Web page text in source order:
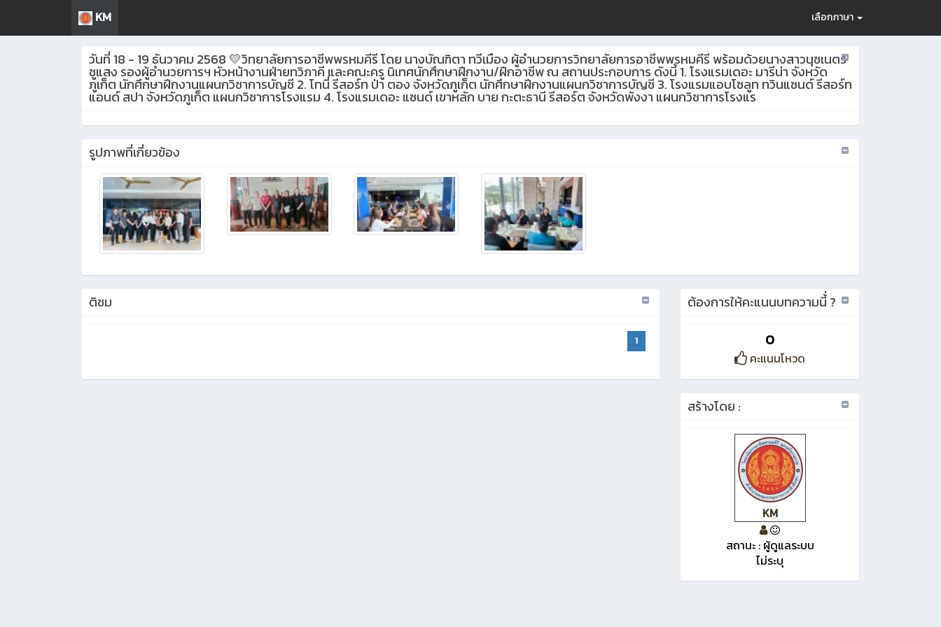
KM เลือกภาษา
วันที่ 18 - 19 ธันวาคม 2568 💛วิทยาลัยการอาชีพพรหมคีรี โดย นางบัณฑิตา ทวีเมือง ผู้อำนวยการวิทยาลัยการอาชีพพรหมคีรี พร้อมด้วยนางสาวนุชเนตร
ชูแสง รองผู้อำนวยการฯ หัวหน้างานฝ่ายทวิภาคี และคณะครู นิเทศนักศึกษาฝึกงาน/ฝึกอาชีพ ณ สถานประกอบการ ดังนี้ 1. โรงแรมเดอะ มารีน่า จังหวัด
ภูเก็ต นักศึกษาฝึกงานแผนกวิชาการบัญชี 2. โทนี่ รีสอร์ท ป่า ตอง จังหวัดภูเก็ต นักศึกษาฝึกงานแผนกวิชาการบัญชี 3. โรงแรมแอบโซลูท ทวินแซนด์ รีสอร์ท
แอนด์ สปา จังหวัดภูเก็ต แผนกวิชาการโรงแรม 4. โรงแรมเดอะ แซนด์ เขาหลัก บาย กะตะธานี รีสอร์ต จังหวัดพังงา แผนกวิชาการโรงแร
รูปภาพที่เกี่ยวข้อง
ติชม
1
ต้องการให้คะแนนบทความนี้่ ?
0
คะแนนโหวด
สร้างโดย :
KM
สถานะ : ผู้ดูแลระบบ
ไม่ระบุ